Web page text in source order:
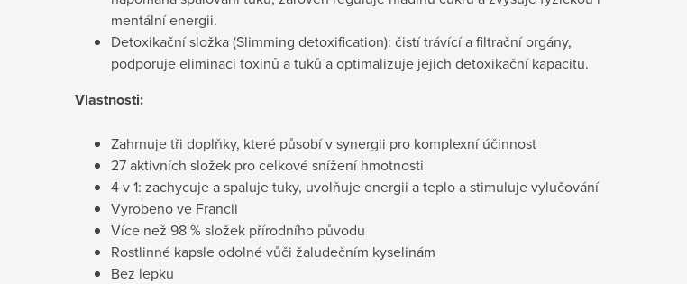
mentální energii.
Detoxikační složka (Slimming detoxification): čistí trávící a filtrační orgány,
podporuje eliminaci toxinů a tuků a optimalizuje jejich detoxikační kapacitu.
Vlastnosti:
Zahrnuje tři doplňky, které působí v synergii pro komplexní účinnost
27 aktivních složek pro celkové snížení hmotnosti
4 v 1: zachycuje a spaluje tuky, uvolňuje energii a teplo a stimuluje vylučování
Vyrobeno ve Francii
Více než 98 % složek přírodního původu
Rostlinné kapsle odolné vůči žaludečním kyselinám
Bez lepku